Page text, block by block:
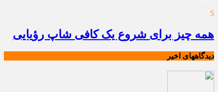
5
همه چیز برای شروع یک کافی شاپ رؤیایی
دیدگاههای اخیر